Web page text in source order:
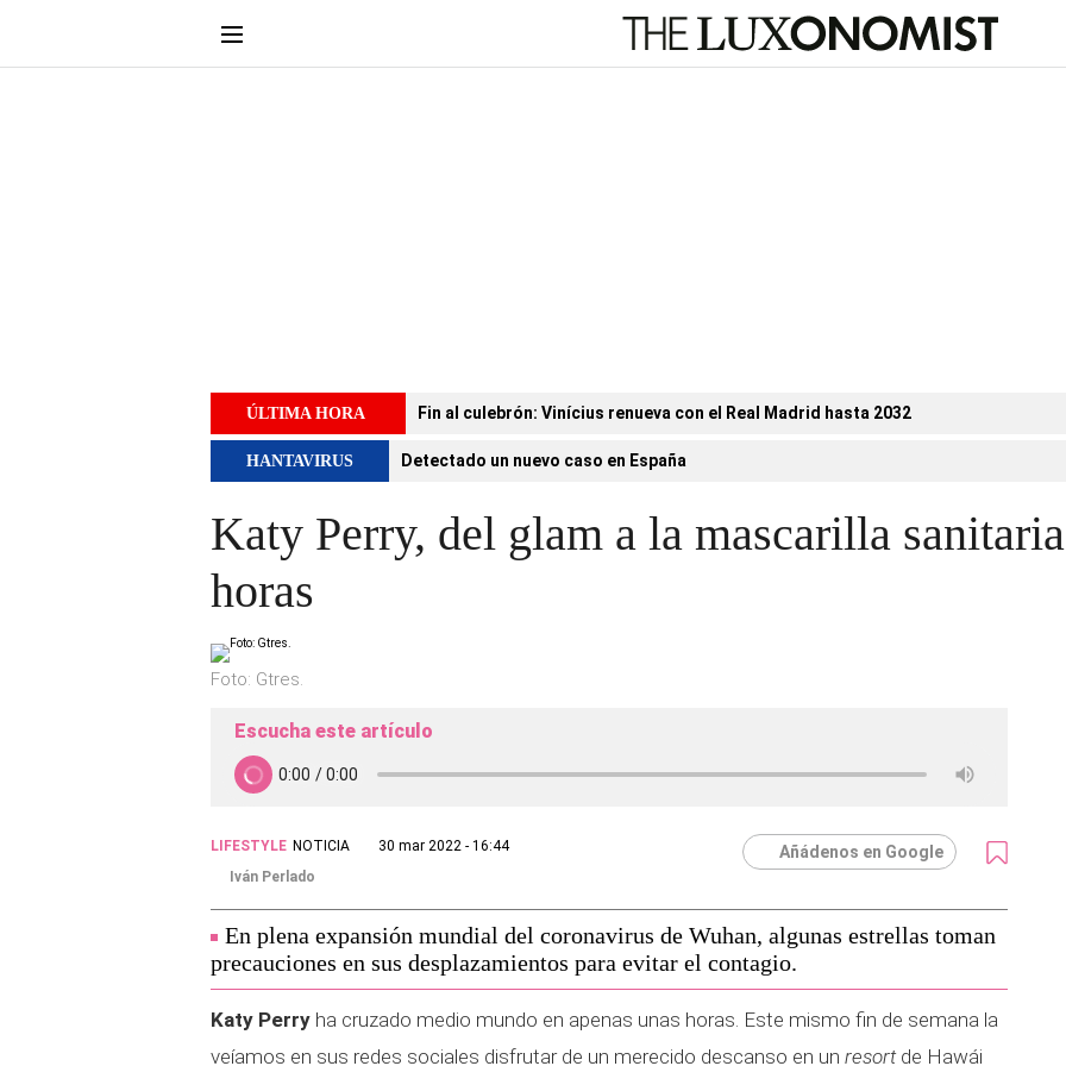
ÚLTIMA HORA Fin al culebrón: Vinícius renueva con el Real Madrid hasta 2032
HANTAVIRUS Detectado un nuevo caso en España
Katy Perry, del glam a la mascarilla
horas
Foto: Gtres.
Escucha este artículo
LIFESTYLE NOTICIA
30 mar 2022 - 16:44
Iván Perlado
Añádenos en Google
En plena expansión mundial del coronavirus de Wuhan, algunas estrellas toman
precauciones en sus desplazamientos para evitar el contagio.
Katy Perry ha cruzado medio mundo en apenas unas horas. Este mismo fin de semana la
veíamos en sus redes sociales disfrutar de un merecido descanso en un resortde Hawái